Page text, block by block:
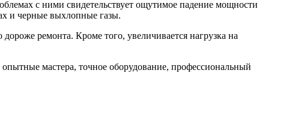
с ними свидетельствует ощутимое падение мощности
и черные выхлопные газы.
ремонта. Кроме того, увеличивается нагрузка на
мастера, точное оборудование, профессиональный